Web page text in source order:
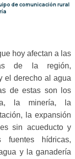
de comunicación rural
hoy afectan a las
de la región,
el derecho al agua
de estas son los
la minería, la
la expansión
sin acueducto y
fuentes hídricas,
y la ganadería